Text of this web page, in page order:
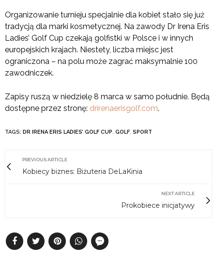
Organizowanie turnieju specjalnie dla kobiet stało się już
tradycją dla marki kosmetycznej. Na zawody Dr Irena Eris
Ladies’ Golf Cup czekają golfistki w Polsce i w innych
europejskich krajach. Niestety, liczba miejsc jest
ograniczona – na polu może zagrać maksymalnie 100
zawodniczek.
Zapisy ruszą w niedzielę 8 marca w samo południe. Będą
dostępne przez stronę: drirenaerisgolf.com.
TAGS: DR IRENA ERIS LADIES’ GOLF CUP GOLF SPORT
PREVIOUS ARTICLE
Kobiecy biznes: Biżuteria DeLaKinia
NEXT ARTICLE
Prokobiece inicjatywy